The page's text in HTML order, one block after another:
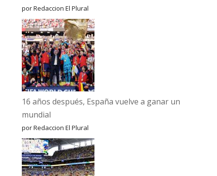
por Redaccion El Plural
16 años después, España vuelve a ganar un
mundial
por Redaccion El Plural